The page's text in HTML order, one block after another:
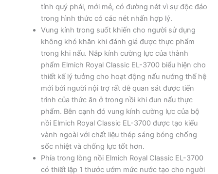
tính quý phái, mới mẻ, có đường nét vì sự độc đáo
trong hình thức có các nét nhấn hợp lý.
Vung kính trong suốt khiến cho người sử dụng
không khó khăn khi đánh giá được thực phẩm
trong khi nấu. Nắp kính cường lực của thành
phẩm Elmich Royal Classic EL-3700 biểu hiện cho
thiết kế lý tưởng cho hoạt động nấu nướng thế hệ
mới bởi người nội trợ rất dễ quan sát được tiến
trình của thức ăn ở trong nồi khi đun nấu thực
phẩm. Bên cạnh đó vung kính cường lực của bộ
nồi Elmich Royal Classic EL-3700 được tạo kiểu
vành ngoài với chất liệu thép sáng bóng chống
sốc nhiệt và chống lực tốt hơn.
Phía trong lòng nồi Elmich Royal Classic EL-3700
có thiết lập 1 thước ướm mức nước tạo cho người